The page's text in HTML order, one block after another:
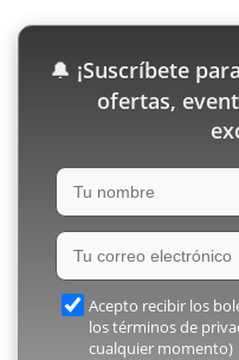
🔔 ¡Suscríbete
ofertas,
Acepto recibir los
los términos de
cualquier momento)